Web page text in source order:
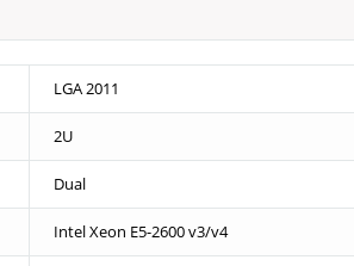
LGA 2011
2U
Dual
Intel Xeon E5-2600 v3/v4